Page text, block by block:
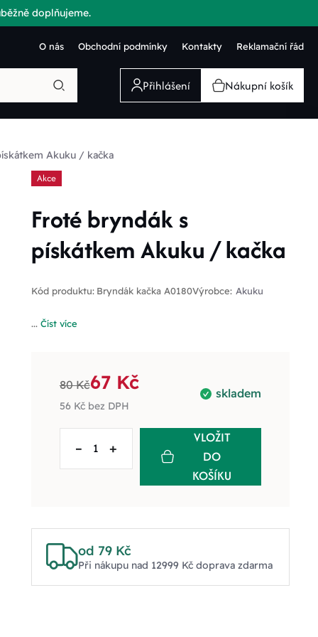
doplňujeme.
O nás Obchodní podmínky Kontakty Reklamační řád
Přihlášení Nákupní košík
Akuku / kačka
Akce
Froté bryndák s
pískátkem Akuku / kačka
Kód produktu: Bryndák kačka A0180Výrobce: Akuku
... Číst více
skladem
80 Kč67 Kč
56 Kčbez DPH
– +
VLOŽIT
DO
KOŠÍKU
od 79 Kč
Při nákupu nad 12999 Kč doprava zdarma